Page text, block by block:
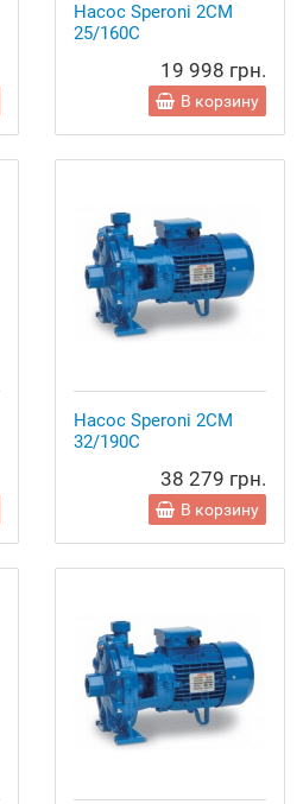
Насос Speroni 2CM
25/160C
19 998 грн.
В корзину
Насос Speroni 2CM
32/190C
38 279 грн.
В корзину